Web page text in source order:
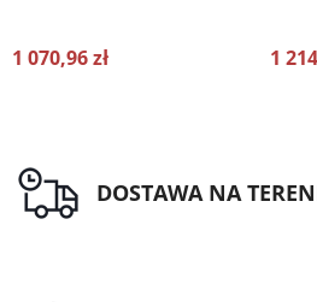
1 070,96 zł 1
DOSTAWA NA